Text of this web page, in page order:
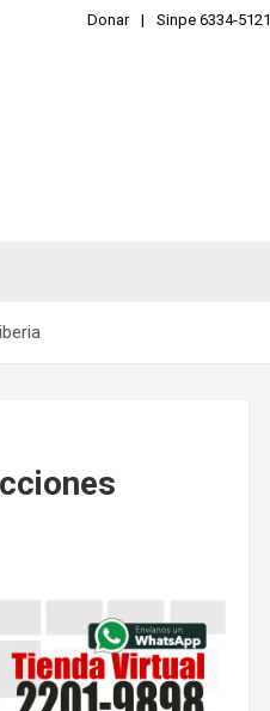
Donar Sinpe 6334-5121